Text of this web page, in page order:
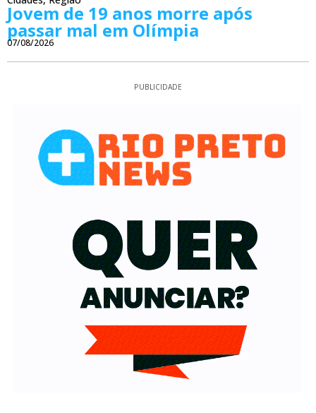
Jovem de 19 anos morre após
passar mal em Olímpia
07/08/2026
PUBLICIDADE